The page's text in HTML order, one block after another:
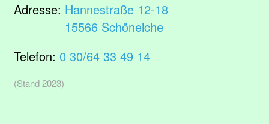
Adresse: Hannestraße 12-18
15566 Schöneiche
Telefon: 0 30/64 33 49 14
(Stand 2023)